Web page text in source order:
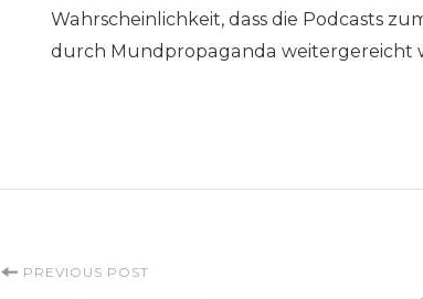
Wahrscheinlichkeit, dass die Podcasts
durch Mundpropaganda weitergereicht
PREVIOUS POST